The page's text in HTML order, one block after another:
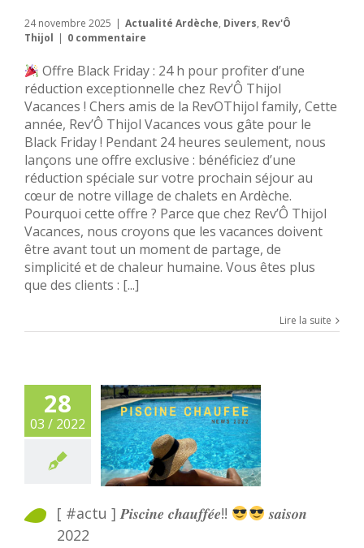
24 novembre 2025 | Actualité Ardèche, Divers, Rev'Ô
Thijol | 0 commentaire
Offre Black Friday : 24 h pour profiter d’une
réduction exceptionnelle chez Rev’Ô Thijol
Vacances ! Chers amis de la RevOThijol family, Cette
année, Rev’Ô Thijol Vacances vous gâte pour le
Black Friday ! Pendant 24 heures seulement, nous
lançons une offre exclusive : bénéficiez d’une
réduction spéciale sur votre prochain séjour au
cœur de notre village de chalets en Ardèche.
Pourquoi cette offre ? Parce que chez Rev’Ô Thijol
Vacances, nous croyons que les vacances doivent
être avant tout un moment de partage, de
simplicité et de chaleur humaine. Vous êtes plus
que des clients : [...]
Lire la suite
28
03 / 2022
[ #actu ] 𝑷𝒊𝒔𝒄𝒊𝒏𝒆 𝒄𝒉𝒂𝒖𝒇𝒇𝒆́𝒆!!
𝒔𝒂𝒊𝒔𝒐𝒏
2022